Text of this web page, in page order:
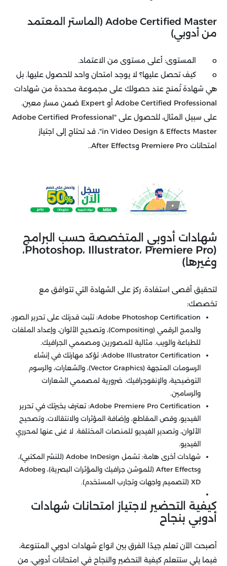
Adobe Certified Master (الماستر المعتمد
من أدوبي)
o المستوى: أعلى مستوى من الاعتماد.
o كيف تحصل عليها؟ لا يوجد امتحان واحد للحصول عليها. بل
هي شهادة تُمنح عند حصولك على مجموعة محددة من شهادات
Adobe Certified Professional أو Expert ضمن مسار معين.
على سبيل المثال، للحصول على "Adobe Certified Professional
in Video Design & Effects Master"، قد تحتاج إلى اجتياز
امتحانات Premiere Pro وAfter Effects..
شهادات أدوبي المتخصصة حسب البرامج
(Photoshop، Illustrator، Premiere Pro،
وغيرها)
لتحقيق أقصى استفادة، ركز على الشهادة التي تتوافق مع
تخصصك:
Adobe Photoshop Certification: تثبت قدرتك على تحرير الصور،
والدمج الرقمي (Compositing)، وتصحيح الألوان، وإعداد الملفات
للطباعة والويب. مثالية للمصورين ومصممي الجرافيك.
Adobe Illustrator Certification: تؤكد مهارتك في إنشاء
الرسومات المتجهة (Vector Graphics)، والشعارات، والرسوم
التوضيحية، والإنفوجرافيك. ضرورية لمصممي الشعارات
والرسامين.
Adobe Premiere Pro Certification: تعترف بخبرتك في تحرير
الفيديو، وقص المقاطع، وإضافة المؤثرات والانتقالات، وتصحيح
الألوان، وتصدير الفيديو للمنصات المختلفة. لا غنى عنها لمحرري
الفيديو.
شهادات أخرى هامة: تشمل Adobe InDesign (للنشر المكتبي)،
وAfter Effects (للموشن جرافيك والمؤثرات البصرية)، وAdobe
XD (لتصميم واجهات وتجارب المستخدم).
كيفية التحضير لاجتياز امتحانات شهادات
أدوبي بنجاح
أصبحت الآن تعلم جيدًا الفرق بين انواع شهادات ادوبي المتنوعة،
فيما يلي ستتعلم كيفية التحضير والنجاح في امتحانات أدوبي، من